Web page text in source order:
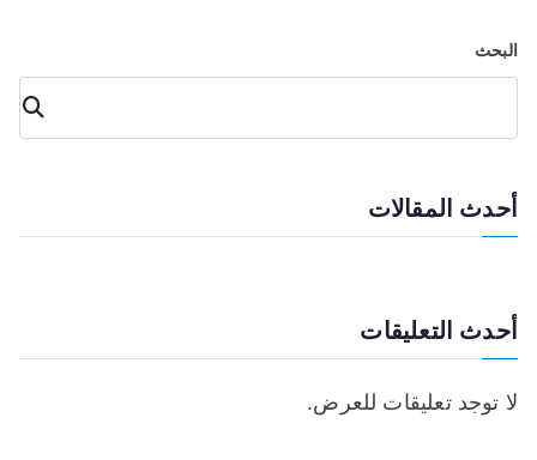
البحث
البح
ث
أحدث المقالات
أحدث التعليقات
لا توجد تعليقات للعرض.